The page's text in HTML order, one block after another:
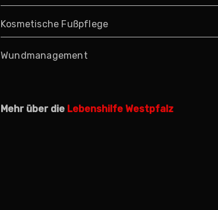
Kosmetische Fußpflege
Wundmanagement
Mehr über die Lebenshilfe Westpfalz